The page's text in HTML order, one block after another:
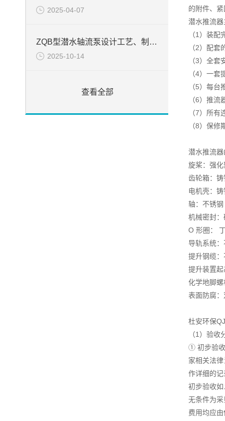
2025-04-07
ZQB型潜水轴流泵设计工艺、制造和装配工艺说明
2025-10-14
查看全部
的附件、
潜水推流
（1）装配
（2）配套
（3）全
（4）一
（5）每台
（6）推
（7）所
（8）保
潜水推流
旋桨：强
齿轮箱：
电机壳：
轴：不锈钢
机械密封
O 形圈：
导轨系统
提升钢缆
提升装置
化学地脚
表面防腐
杜安环保
（1）验
① 初步验收
家相关法
作详细的记
初步验收
无条件为
费用均应